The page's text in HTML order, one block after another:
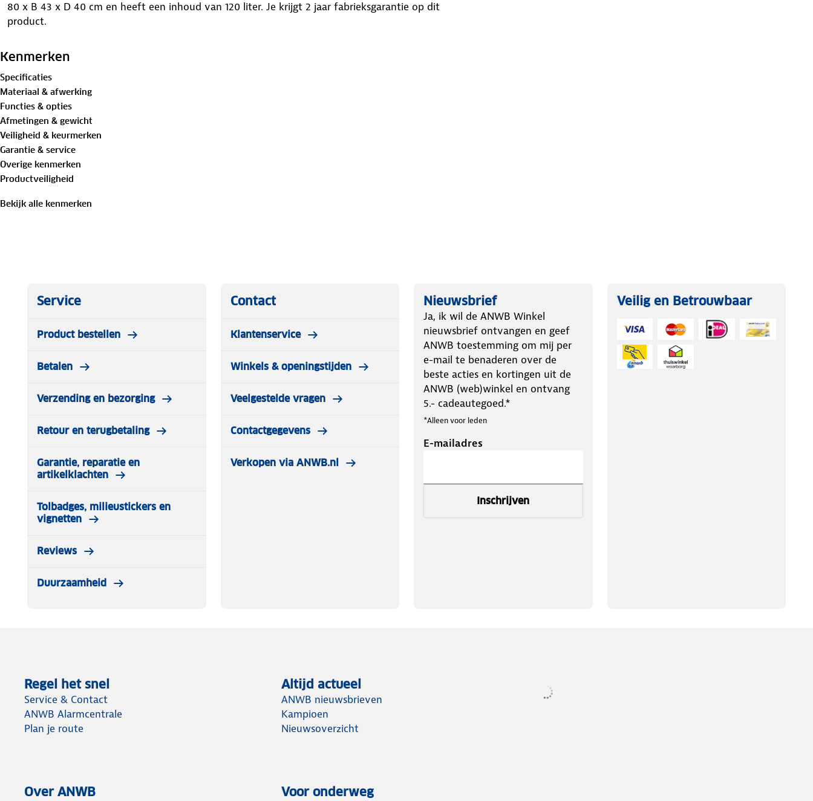
80 x B 43 x D 40 cm en heeft een inhoud van 120 liter. Je krijgt 2 jaar fabrieksgarantie op dit
product.
Kenmerken
Specificaties
Materiaal & afwerking
Functies & opties
Afmetingen & gewicht
Veiligheid & keurmerken
Garantie & service
Overige kenmerken
Productveiligheid
Bekijk alle kenmerken
Service
Product bestellen
Betalen
Verzending en bezorging
Retour en terugbetaling
Garantie, reparatie en
artikelklachten
Tolbadges, milieustickers en
vignetten
Reviews
Duurzaamheid
Contact
Klantenservice
Winkels & openingstijden
Veelgestelde vragen
Contactgegevens
Verkopen via ANWB.nl
Nieuwsbrief
Ja, ik wil de ANWB Winkel
nieuwsbrief ontvangen en geef
ANWB toestemming om mij per
e-mail te benaderen over de
beste acties en kortingen uit de
ANWB (web)winkel en ontvang
5.- cadeautegoed.*
*Alleen voor leden
E-mailadres
Inschrijven
Veilig en Betrouwbaar
Regel het snel
Service & Contact
ANWB Alarmcentrale
Plan je route
Altijd actueel
ANWB nieuwsbrieven
Kampioen
Nieuwsoverzicht
Over ANWB Voor onderweg